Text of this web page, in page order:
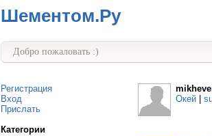
Шементом.Ру
Добро пожаловать :)
Регистрация
Вход
Прислать
Категории
Окей